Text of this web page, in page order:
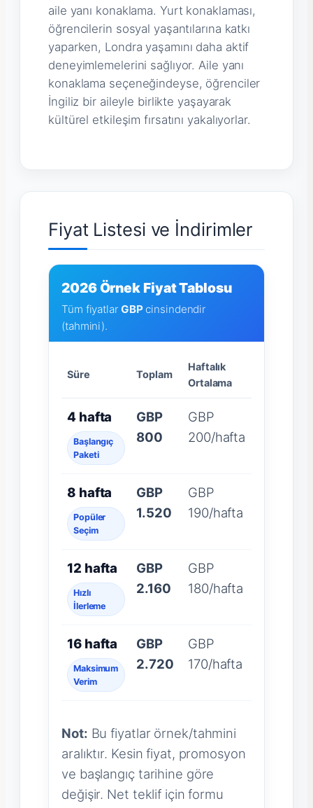
aile yanı konaklama. Yurt konaklaması,
öğrencilerin sosyal yaşantılarına katkı
yaparken, Londra yaşamını daha aktif
deneyimlemelerini sağlıyor. Aile yanı
konaklama seçeneğindeyse, öğrenciler
İngiliz bir aileyle birlikte yaşayarak
kültürel etkileşim fırsatını yakalıyorlar.
Fiyat Listesi ve İndirimler
2026 Örnek Fiyat Tablosu
Tüm fiyatlar GBPcinsindendir
(tahmini).
Süre Toplam
Haftalık
Ortalama
4 hafta
Başlangıç
Paketi
GBP
800
GBP
200/hafta
8 hafta
Popüler
Seçim
GBP
1.520
GBP
190/hafta
12 hafta
Hızlı
İlerleme
GBP
2.160
GBP
180/hafta
16 hafta
Maksimum
Verim
GBP
2.720
GBP
170/hafta
Not: Bu fiyatlar örnek/tahmini
aralıktır. Kesin fiyat, promosyon
ve başlangıç tarihine göre
değişir. Net teklif için formu